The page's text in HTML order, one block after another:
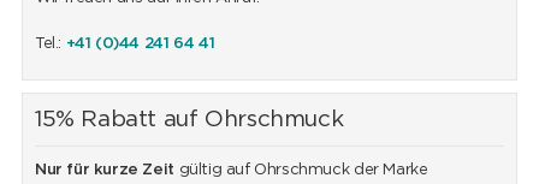
Tel.: +41 (0)44 241 64 41
15% Rabatt auf Ohrschmuck
Nur für kurze Zeit gültig auf Ohrschmuck der Marke